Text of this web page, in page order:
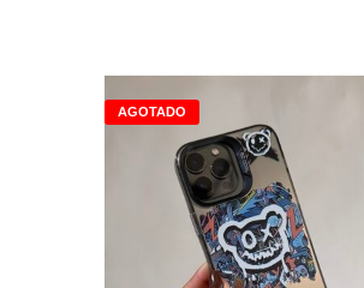
AGOTADO